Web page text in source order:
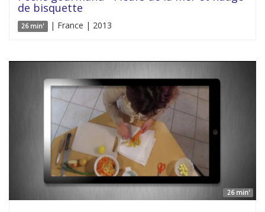
de bisquette
26 min' | France | 2013
26 min'